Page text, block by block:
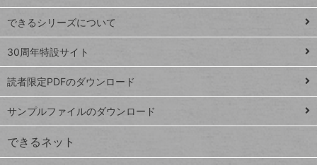
ド
Google
スプレ
ッドシ
ート
iPhone
VLOOKUP
ト
ッ
プ
ペ
ジ
連載
できるシリーズについて
30周年特設サイト
読者限定PDFのダウンロード
サンプルファイルのダウンロード
できるネット